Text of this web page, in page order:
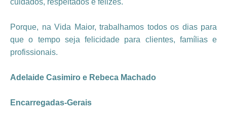
Porque, na Vida Maior, trabalhamos todos os dias para
que o tempo seja felicidade para clientes, famílias e
profissionais.
Adelaide Casimiro e Rebeca Machado
Encarregadas-Gerais